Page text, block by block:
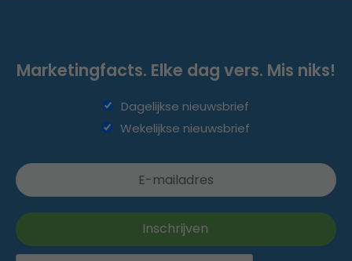
Marketingfacts. Elke dag vers. Mis niks!
Dagelijkse nieuwsbrief
Wekelijkse nieuwsbrief